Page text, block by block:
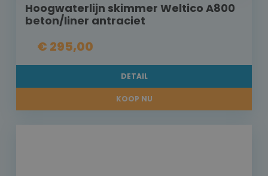
Hoogwaterlijn skimmer Weltico A800
beton/liner antraciet
€ 295,00
DETAIL
KOOP NU